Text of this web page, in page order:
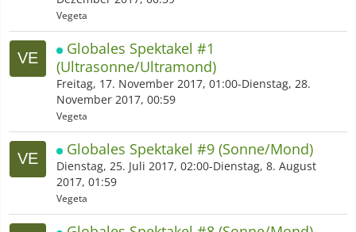
Vegeta
Globales Spektakel #1
(Ultrasonne/Ultramond)
Freitag, 17. November 2017, 01:00-Dienstag, 28.
November 2017, 00:59
Vegeta
Globales Spektakel #9 (Sonne/Mond)
Dienstag, 25. Juli 2017, 02:00-Dienstag, 8. August
2017, 01:59
Vegeta